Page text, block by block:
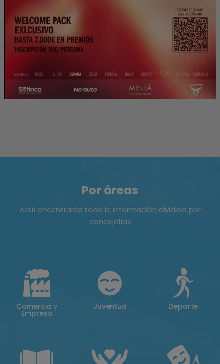
Por áreas
Aquí encontrarás toda la información dividida por
concejalías
Comercio y
Empresa
Juventud Deporte